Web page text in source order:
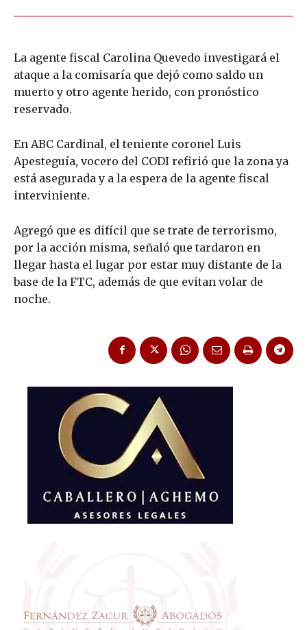
La agente fiscal Carolina Quevedo investigará el
ataque a la comisaría que dejó como saldo un
muerto y otro agente herido, con pronóstico
reservado.
En ABC Cardinal, el teniente coronel Luis
Apesteguía, vocero del CODI refirió que la zona ya
está asegurada y a la espera de la agente fiscal
interviniente.
Agregó que es difícil que se trate de terrorismo,
por la acción misma, señaló que tardaron en
llegar hasta el lugar por estar muy distante de la
base de la FTC, además de que evitan volar de
noche.